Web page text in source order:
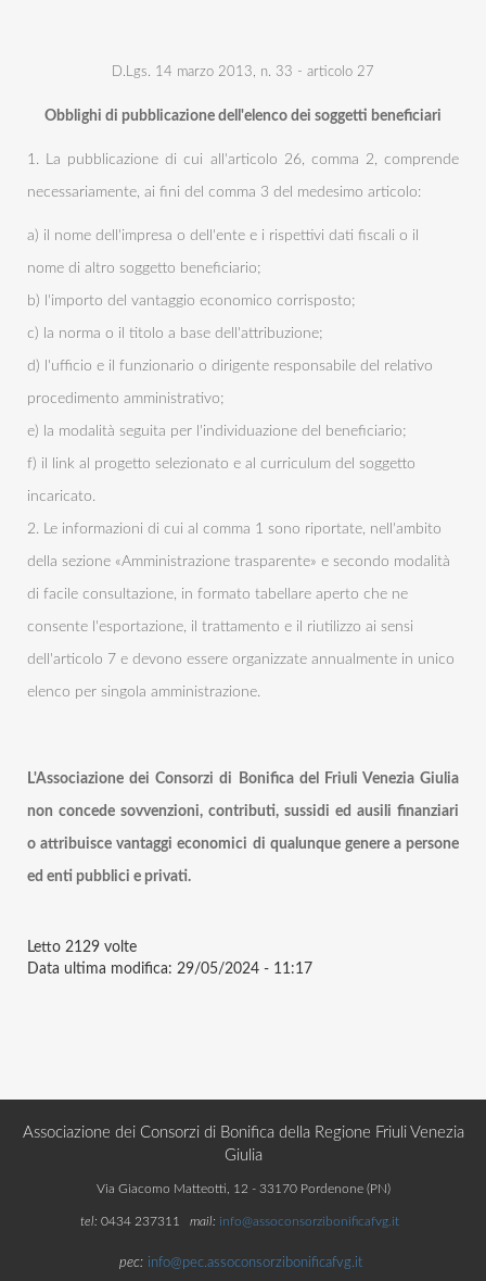
D.Lgs. 14 marzo 2013, n. 33 - articolo 27
Obblighi di pubblicazione dell'elenco dei soggetti beneficiari
1. La pubblicazione di cui all'articolo 26, comma 2, comprende
necessariamente, ai fini del comma 3 del medesimo articolo:
a) il nome dell'impresa o dell'ente e i rispettivi dati fiscali o il
nome di altro soggetto beneficiario;
b) l'importo del vantaggio economico corrisposto;
c) la norma o il titolo a base dell'attribuzione;
d) l'ufficio e il funzionario o dirigente responsabile del relativo
procedimento amministrativo;
e) la modalità seguita per l'individuazione del beneficiario;
f) il link al progetto selezionato e al curriculum del soggetto
incaricato.
2. Le informazioni di cui al comma 1 sono riportate, nell'ambito
della sezione «Amministrazione trasparente» e secondo modalità
di facile consultazione, in formato tabellare aperto che ne
consente l'esportazione, il trattamento e il riutilizzo ai sensi
dell'articolo 7 e devono essere organizzate annualmente in unico
elenco per singola amministrazione.
L'Associazione dei Consorzi di Bonifica del Friuli Venezia Giulia
non concede sovvenzioni, contributi, sussidi ed ausili finanziari
o attribuisce vantaggi economici di qualunque genere a persone
ed enti pubblici e privati.
Letto 2129 volte
Data ultima modifica: 29/05/2024 - 11:17
Associazione dei Consorzi di Bonifica della Regione Friuli Venezia
Giulia
Via Giacomo Matteotti, 12 - 33170 Pordenone (PN)
tel: 0434 237311 mail: info@assoconsorzibonificafvg.it
pec: info@pec.assoconsorzibonificafvg.it